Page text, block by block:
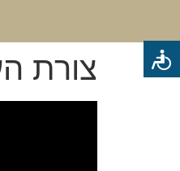
צורת